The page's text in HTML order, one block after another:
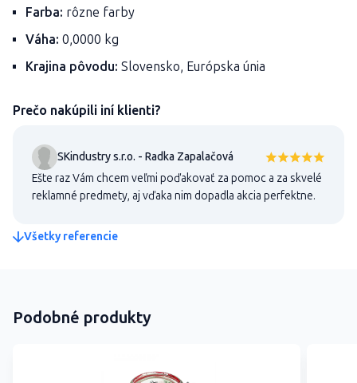
Farba: rôzne farby
Váha: 0,0000 kg
Krajina pôvodu: Slovensko, Európska únia
Prečo nakúpili iní klienti?
SKindustry s.r.o. - Radka Zapalačová
Ešte raz Vám chcem veľmi poďakovať za pomoc a za skvelé
reklamné predmety, aj vďaka nim dopadla akcia perfektne.
Všetky referencie
Podobné produkty